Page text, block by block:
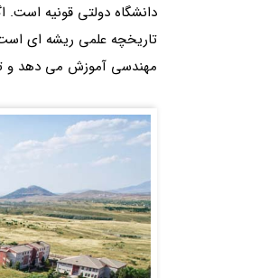
دانشگاه دولتی قونیه است.
تاریخچه علمی ریشه ای
مهندسی آموزش می دهد و